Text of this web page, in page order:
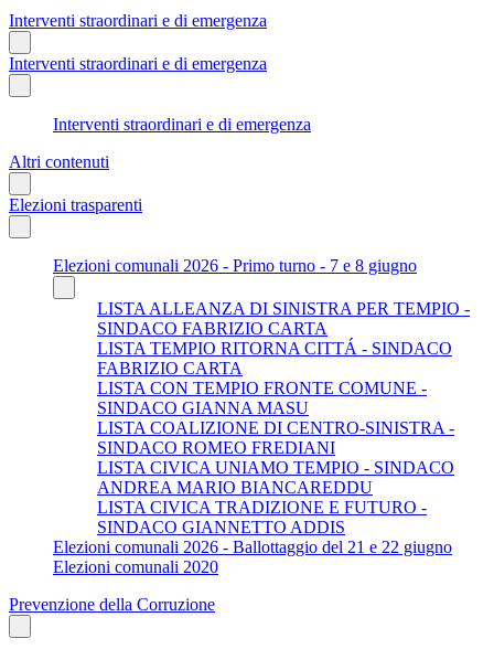
Interventi straordinari e di emergenza
Interventi straordinari e di emergenza
Interventi straordinari e di emergenza
Altri contenuti
Elezioni trasparenti
Elezioni comunali 2026 - Primo turno - 7 e 8 giugno
LISTA ALLEANZA DI SINISTRA PER TEMPIO -
SINDACO FABRIZIO CARTA
LISTA TEMPIO RITORNA CITTÁ - SINDACO
FABRIZIO CARTA
LISTA CON TEMPIO FRONTE COMUNE -
SINDACO GIANNA MASU
LISTA COALIZIONE DI CENTRO-SINISTRA -
SINDACO ROMEO FREDIANI
LISTA CIVICA UNIAMO TEMPIO - SINDACO
ANDREA MARIO BIANCAREDDU
LISTA CIVICA TRADIZIONE E FUTURO -
SINDACO GIANNETTO ADDIS
Elezioni comunali 2026 - Ballottaggio del 21 e 22 giugno
Elezioni comunali 2020
Prevenzione della Corruzione